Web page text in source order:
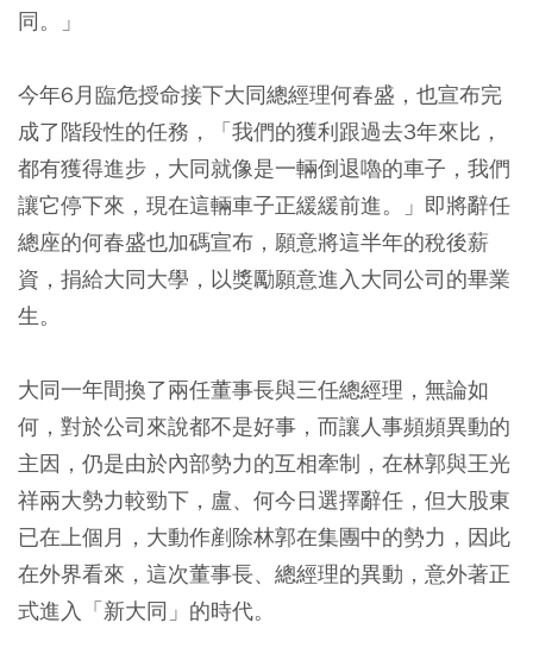
同。」
今年6月臨危授命接下大同總經理何春盛，也宣布完
成了階段性的任務，「我們的獲利跟過去3年來比，
都有獲得進步，大同就像是一輛倒退嚕的車子，我們
讓它停下來，現在這輛車子正緩緩前進。」即將辭任
總座的何春盛也加碼宣布，願意將這半年的稅後薪
資，捐給大同大學，以獎勵願意進入大同公司的畢業
生。
大同一年間換了兩任董事長與三任總經理，無論如
何，對於公司來說都不是好事，而讓人事頻頻異動的
主因，仍是由於內部勢力的互相牽制，在林郭與王光
祥兩大勢力較勁下，盧、何今日選擇辭任，但大股東
已在上個月，大動作剷除林郭在集團中的勢力，因此
在外界看來，這次董事長、總經理的異動，意外著正
式進入「新大同」的時代。